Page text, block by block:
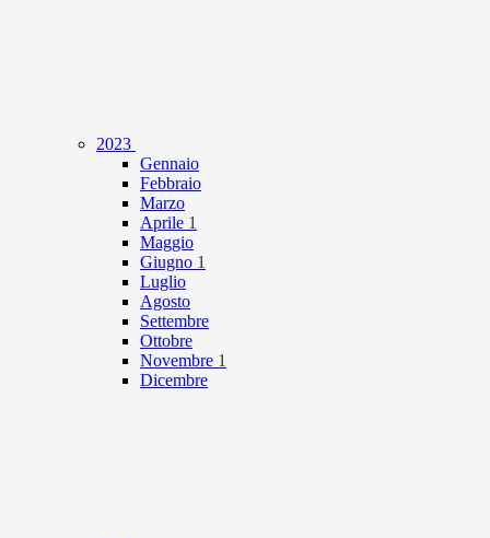
2023
Gennaio
Febbraio
Marzo
Aprile 1
Maggio
Giugno 1
Luglio
Agosto
Settembre
Ottobre
Novembre 1
Dicembre